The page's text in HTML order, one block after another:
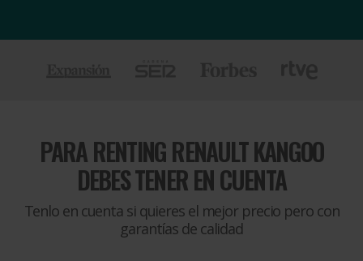
PARARENTING RENAULT KANGOO
DEBES TENER EN CUENTA
Tenlo en cuenta si quieres el mejor precio pero con
garantías de calidad